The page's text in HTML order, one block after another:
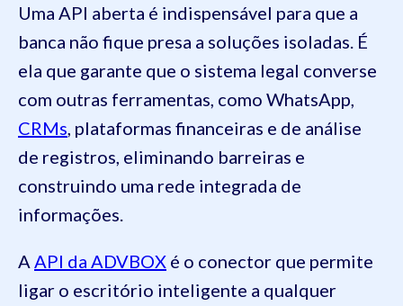
Uma API aberta é indispensável para que a
banca não fique presa a soluções isoladas. É
ela que garante que o sistema legal converse
com outras ferramentas, como WhatsApp,
CRMs , plataformas financeiras e de análise
de registros, eliminando barreiras e
construindo uma rede integrada de
informações.
A API da ADVBOX é o conector que permite
ligar o escritório inteligente a qualquer